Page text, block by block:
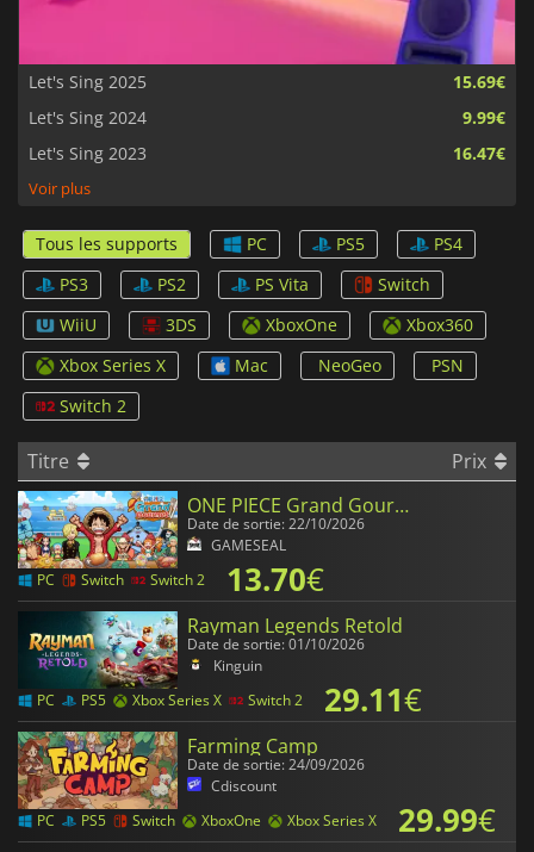
Let's Sing 2025
15.69€
Let's Sing 2024
9.99€
Let's Sing 2023
16.47€
Voir plus
Tous les supports PC PS5
PS4
PS3
PS2 PS Vita
Switch
WiiU
3DS XboxOne
Xbox360
Xbox Series X
Mac NeoGeo
PSN
Switch 2
Titre
Prix
ONE PIECE Grand Gourmet
Date de sortie: 22/10/2026
GAMESEAL
PC
Switch Switch 2 13.70€
Rayman Legends Retold
Date de sortie: 01/10/2026
Kinguin
PC
PS5 Xbox Series X Switch 2 29.11€
Farming Camp
Date de sortie: 24/09/2026
Cdiscount
PC
PS5 Switch XboxOne Xbox Series X 29.99€